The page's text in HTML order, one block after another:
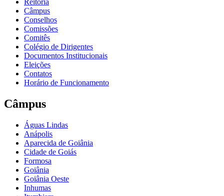
Reitoria
Câmpus
Conselhos
Comissões
Comitês
Colégio de Dirigentes
Documentos Institucionais
Eleições
Contatos
Horário de Funcionamento
Câmpus
Águas Lindas
Anápolis
Aparecida de Goiânia
Cidade de Goiás
Formosa
Goiânia
Goiânia Oeste
Inhumas